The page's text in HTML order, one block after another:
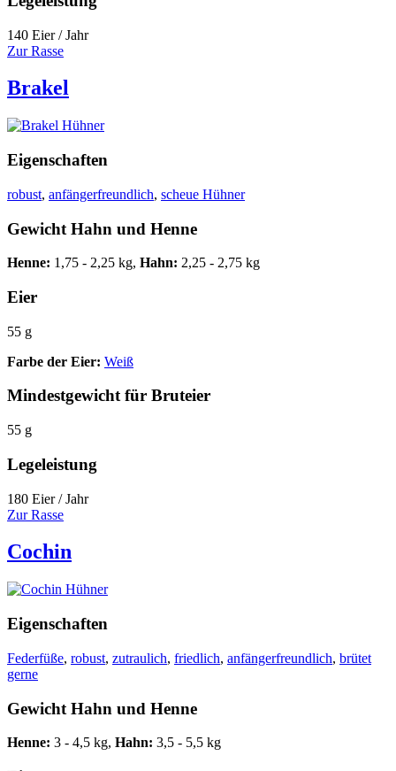
140 Eier / Jahr
Zur Rasse
Brakel
Eigenschaften
robust, anfängerfreundlich, scheue Hühner
Gewicht Hahn und Henne
Henne: 1,75 - 2,25 kg, Hahn: 2,25 - 2,75 kg
Eier
55 g
Farbe der Eier: Weiß
Mindestgewicht für Bruteier
55 g
Legeleistung
180 Eier / Jahr
Zur Rasse
Cochin
Eigenschaften
Federfüße, robust, zutraulich, friedlich, anfängerfreundlich, brütet
gerne
Gewicht Hahn und Henne
Henne: 3 - 4,5 kg, Hahn: 3,5 - 5,5 kg